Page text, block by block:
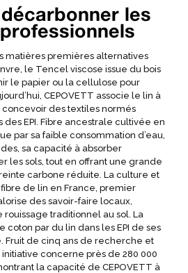
les
matières premières alternatives
le Tencel viscose issue du bois
le papier ou la cellulose pour
CEPOVETT associe le lin à
des textiles normés
EPI. Fibre ancestrale cultivée en
par sa faible consommation d’eau,
sa capacité à absorber
les sols, tout en offrant une grande
carbone réduite. La culture et
de lin en France, premier
des savoir-faire locaux,
traditionnel au sol. La
coton par du lin dans les EPI de ses
Fruit de cinq ans de recherche et
concerne près de 280 000
la capacité de CEPOVETT à